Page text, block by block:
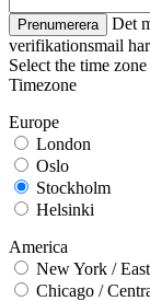
Prenumerera Det
verifikationsmail
Select the time
Timezone
Europe
London
Oslo
Stockholm
Helsinki
America
New York /
Chicago /